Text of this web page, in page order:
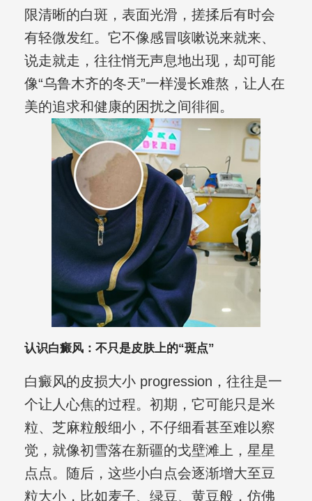
限清晰的白斑，表面光滑，搓揉后有时会
有轻微发红。它不像感冒咳嗽说来就来、
说走就走，往往悄无声息地出现，却可能
像“乌鲁木齐的冬天”一样漫长难熬，让人在
美的追求和健康的困扰之间徘徊。
认识白癜风：不只是皮肤上的“斑点”
白癜风的皮损大小 progression，往往是一
个让人心焦的过程。初期，它可能只是米
粒、芝麻粒般细小，不仔细看甚至难以察
觉，就像初雪落在新疆的戈壁滩上，星星
点点。随后，这些小白点会逐渐增大至豆
粒大小，比如麦子、绿豆、黄豆般，仿佛